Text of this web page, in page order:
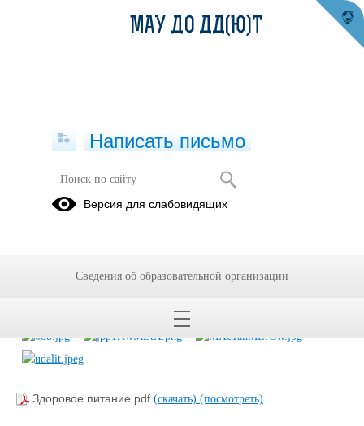
Неделя популяризации здорового
питания
Здоровое питание.pdf (скачать) (посмотреть)
МАУ ДО ДД(Ю)Т
Написать письмо
Версия для слабовидящих
Сведения об образовательной организации